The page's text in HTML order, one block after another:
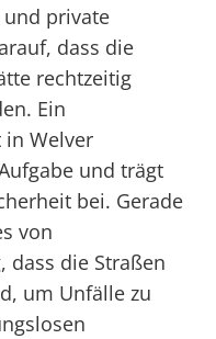
private
dass die
rechtzeitig
Ein
Welver
und trägt
bei. Gerade
von
dass die Straßen
um Unfälle zu